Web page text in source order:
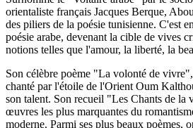
orientaliste français Jacques Berque,
des piliers de la poésie tunisienne. C'est
poésie arabe, devenant la cible de vives
notions telles que l'amour, la liberté, la
Son célèbre poème "La volonté de
chanté par l'étoile de l'Orient Oum
son talent. Son recueil "Les Chants de la
œuvres les plus marquantes du
moderne. Parmi ses plus beaux poèmes,